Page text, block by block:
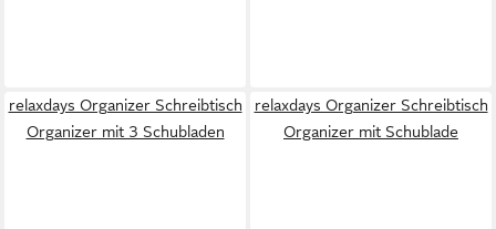
relaxdays Organizer Schreibtisch
Organizer mit 3 Schubladen
relaxdays Organizer Schreibtisch
Organizer mit Schublade